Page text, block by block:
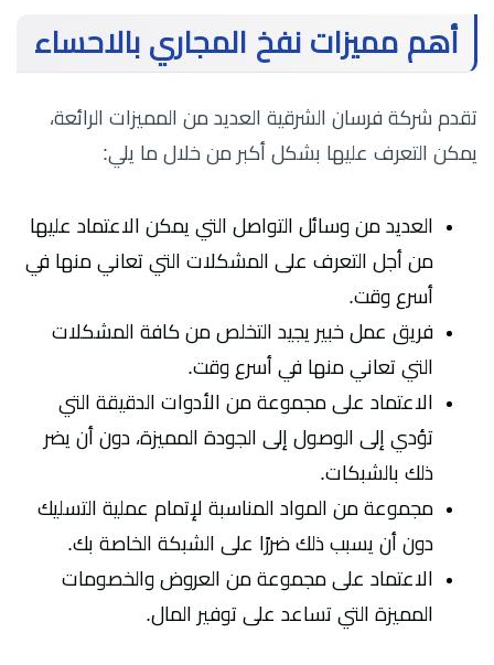
أهم مميزات نفخ المجاري بالاحساء
تقدم شركة فرسان الشرقية العديد من المميزات الرائعة،
يمكن التعرف عليها بشكل أكبر من خلال ما يلي:
العديد من وسائل التواصل التي يمكن الاعتماد عليها
من أجل التعرف على المشكلات التي تعاني منها في
أسرع وقت.
فريق عمل خبير يجيد التخلص من كافة المشكلات
التي تعاني منها في أسرع وقت.
الاعتماد على مجموعة من الأدوات الدقيقة التي
تؤدي إلى الوصول إلى الجودة المميزة، دون أن يضر
ذلك بالشبكات.
مجموعة من المواد المناسبة لإتمام عملية التسليك
دون أن يسبب ذلك ضررًا على الشبكة الخاصة بك.
الاعتماد على مجموعة من العروض والخصومات
المميزة التي تساعد على توفير المال.